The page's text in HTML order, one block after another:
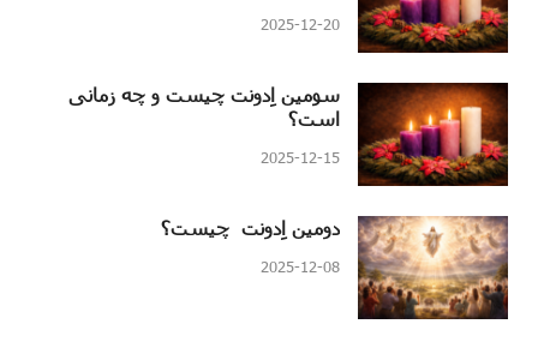
2025-12-20
سومین اِدونت چیست و چه زمانی
است؟
2025-12-15
دومین اِدونت چیست؟
2025-12-08